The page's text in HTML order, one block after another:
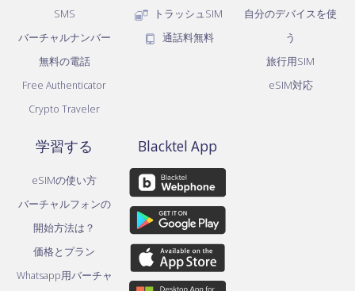
SMS
バーチャルナンバー
無料の電話
Free Authenticator
Crypto Traveler
トラッシュSIM
通話料無料
自分のデバイスを使
う
旅行用SIM
eSIM対応
学習する
eSIMの使い方
バーチャルフォンの
開始方法は？
価格とプラン
Whatsapp用バーチャ
Blacktel App